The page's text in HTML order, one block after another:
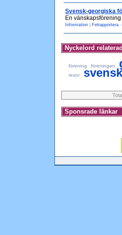
Svensk-georgiska
En
Information Felrapportera
Nyckelord
förening föreningen
resor
Sponsrade länkar